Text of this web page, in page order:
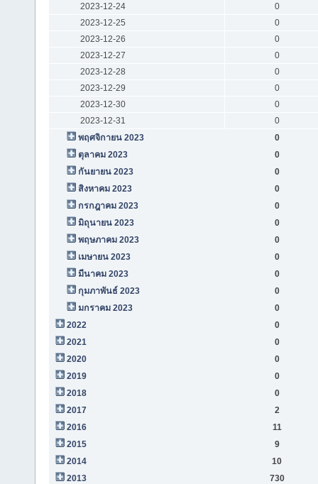
2023-12-24
0
2023-12-25
0
2023-12-26
0
2023-12-27
0
2023-12-28
0
2023-12-29
0
2023-12-30
0
2023-12-31
0
พฤศจิกายน 2023
0
ตุลาคม 2023
0
กันยายน 2023
0
สิงหาคม 2023
0
กรกฎาคม 2023
0
มิถุนายน 2023
0
พฤษภาคม 2023
0
เมษายน 2023
0
มีนาคม 2023
0
กุมภาพันธ์ 2023
0
มกราคม 2023
0
2022
0
2021
0
2020
0
2019
0
2018
0
2017
2
2016
11
2015
9
2014
10
2013
730